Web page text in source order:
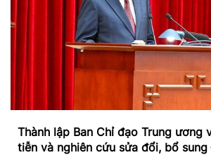
Thành lập Ban Chỉ đạo Trung ương
tiễn và nghiên cứu sửa đổi, bổ